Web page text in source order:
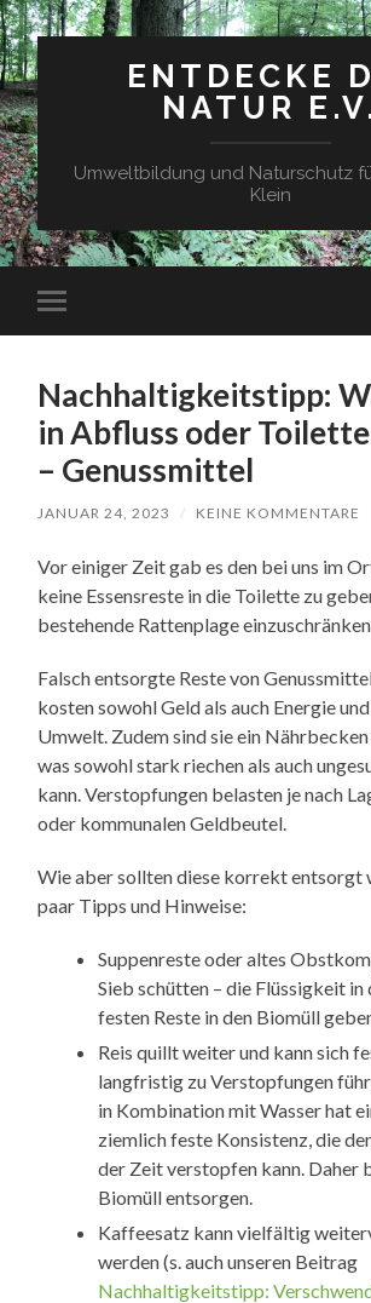
ENTDECKE
NATUR E.V.
Umweltbildung und Naturschutz
Klein
Mobile-
Menü
Nachhaltigkeitstipp:
in Abfluss oder
– Genussmittel
JANUAR 24, 2023 / KEINE KOMMENTARE
Vor einiger Zeit gab es den bei uns im
keine Essensreste in die Toilette zu
bestehende Rattenplage einzuschränken.
Falsch entsorgte Reste von
kosten sowohl Geld als auch Energie
Umwelt. Zudem sind sie ein
was sowohl stark riechen als auch
kann. Verstopfungen belasten je nach
oder kommunalen Geldbeutel.
Wie aber sollten diese korrekt entsorgt
paar Tipps und Hinweise:
Suppenreste oder altes
Sieb schütten – die Flüssigkeit in
festen Reste in den Biomüll
Reis quillt weiter und kann sich
langfristig zu Verstopfungen
in Kombination mit Wasser hat
ziemlich feste Konsistenz, die
der Zeit verstopfen kann. Daher
Biomüll entsorgen.
Kaffeesatz kann vielfältig
werden (s. auch unseren Beitrag
Nachhaltigkeitstipp: